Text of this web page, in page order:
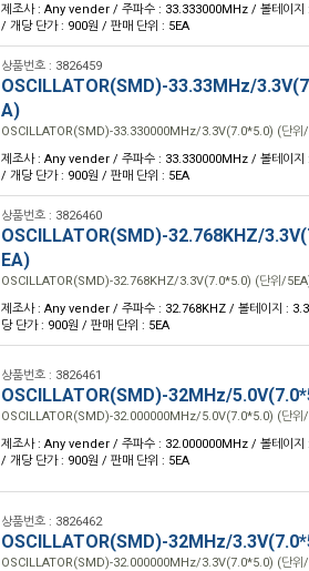
제조사 : Any vender / 주파수 : 33.333000MHz / 볼테이지
/ 개당 단가 : 900원 / 판매 단위 : 5EA
상품번호 : 3826459
OSCILLATOR(SMD)-33.33MHz/
A)
OSCILLATOR(SMD)-33.330000MHz/3.3V(7.0*5.0) (단위
제조사 : Any vender / 주파수 : 33.330000MHz / 볼테이지
/ 개당 단가 : 900원 / 판매 단위 : 5EA
상품번호 : 3826460
OSCILLATOR(SMD)-32.768KHZ/
EA)
OSCILLATOR(SMD)-32.768KHZ/3.3V(7.0*5.0) (단위/
제조사 : Any vender / 주파수 : 32.768KHZ / 볼테이지 :
당 단가 : 900원 / 판매 단위 : 5EA
상품번호 : 3826461
OSCILLATOR(SMD)-32MHz/
OSCILLATOR(SMD)-32.000000MHz/5.0V(7.0*5.0) (단위
제조사 : Any vender / 주파수 : 32.000000MHz / 볼테이지
/ 개당 단가 : 900원 / 판매 단위 : 5EA
상품번호 : 3826462
OSCILLATOR(SMD)-32MHz/
OSCILLATOR(SMD)-32.000000MHz/3.3V(7.0*5.0) (단위